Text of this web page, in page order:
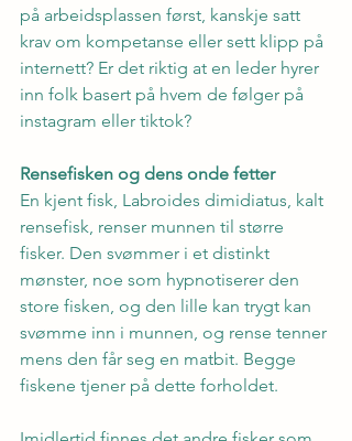
på arbeidsplassen først, kanskje satt
krav om kompetanse eller sett klipp på
internett? Er det riktig at en leder hyrer
inn folk basert på hvem de følger på
instagram eller tiktok?
Rensefisken og dens onde fetter
En kjent fisk, Labroides dimidiatus, kalt
rensefisk, renser munnen til større
fisker. Den svømmer i et distinkt
mønster, noe som hypnotiserer den
store fisken, og den lille kan trygt kan
svømme inn i munnen, og rense tenner
mens den får seg en matbit. Begge
fiskene tjener på dette forholdet.